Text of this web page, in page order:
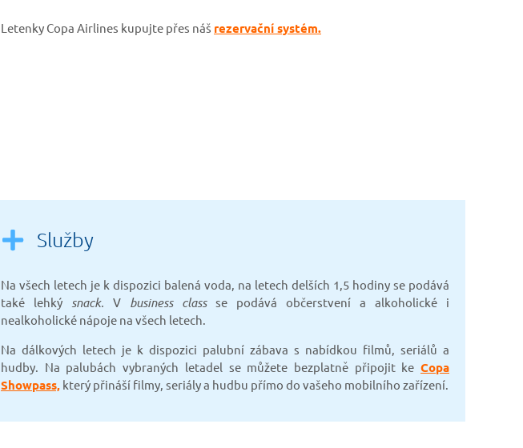
Letenky Copa Airlines kupujte přes náš rezervační systém.
Služby
Na všech letech je k dispozici balená voda, na letech delších 1,5 hodiny se podává
také lehký
snack. V business classse podává občerstvení a alkoholické i
nealkoholické nápoje na všech letech.
Na dálkových letech je k dispozici palubní zábava s nabídkou filmů, seriálů a
hudby. Na palubách vybraných letadel se můžete bezplatně připojit ke Copa
Showpass, který přináší filmy, seriály a hudbu přímo do vašeho mobilního zařízení.